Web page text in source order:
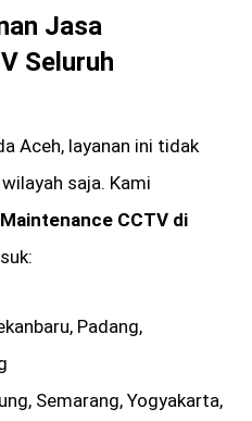
Jasa
Seluruh
Aceh, layanan ini tidak
saja. Kami
CCTV di
Padang,
Semarang, Yogyakarta,